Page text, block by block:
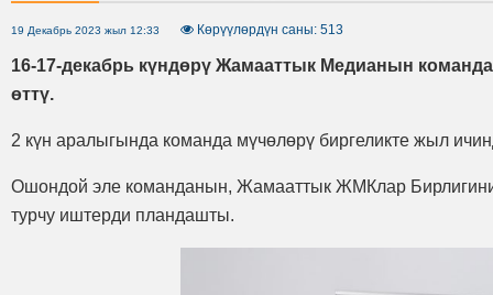
19 Декабрь 2023 жыл 12:33 Көрүүлөрдүн саны: 513
16-17-декабрь күндөрү Жамааттык Медианын
өттү.
2 күн аралыгында команда мүчөлөрү биргеликте жыл
Ошондой эле команданын, Жамааттык ЖМКлар
турчу иштерди пландашты.